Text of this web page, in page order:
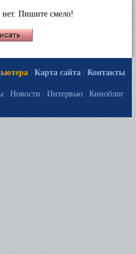
Пишите смело!
Карта сайта
Контакты
Новости Интервью Киноблог